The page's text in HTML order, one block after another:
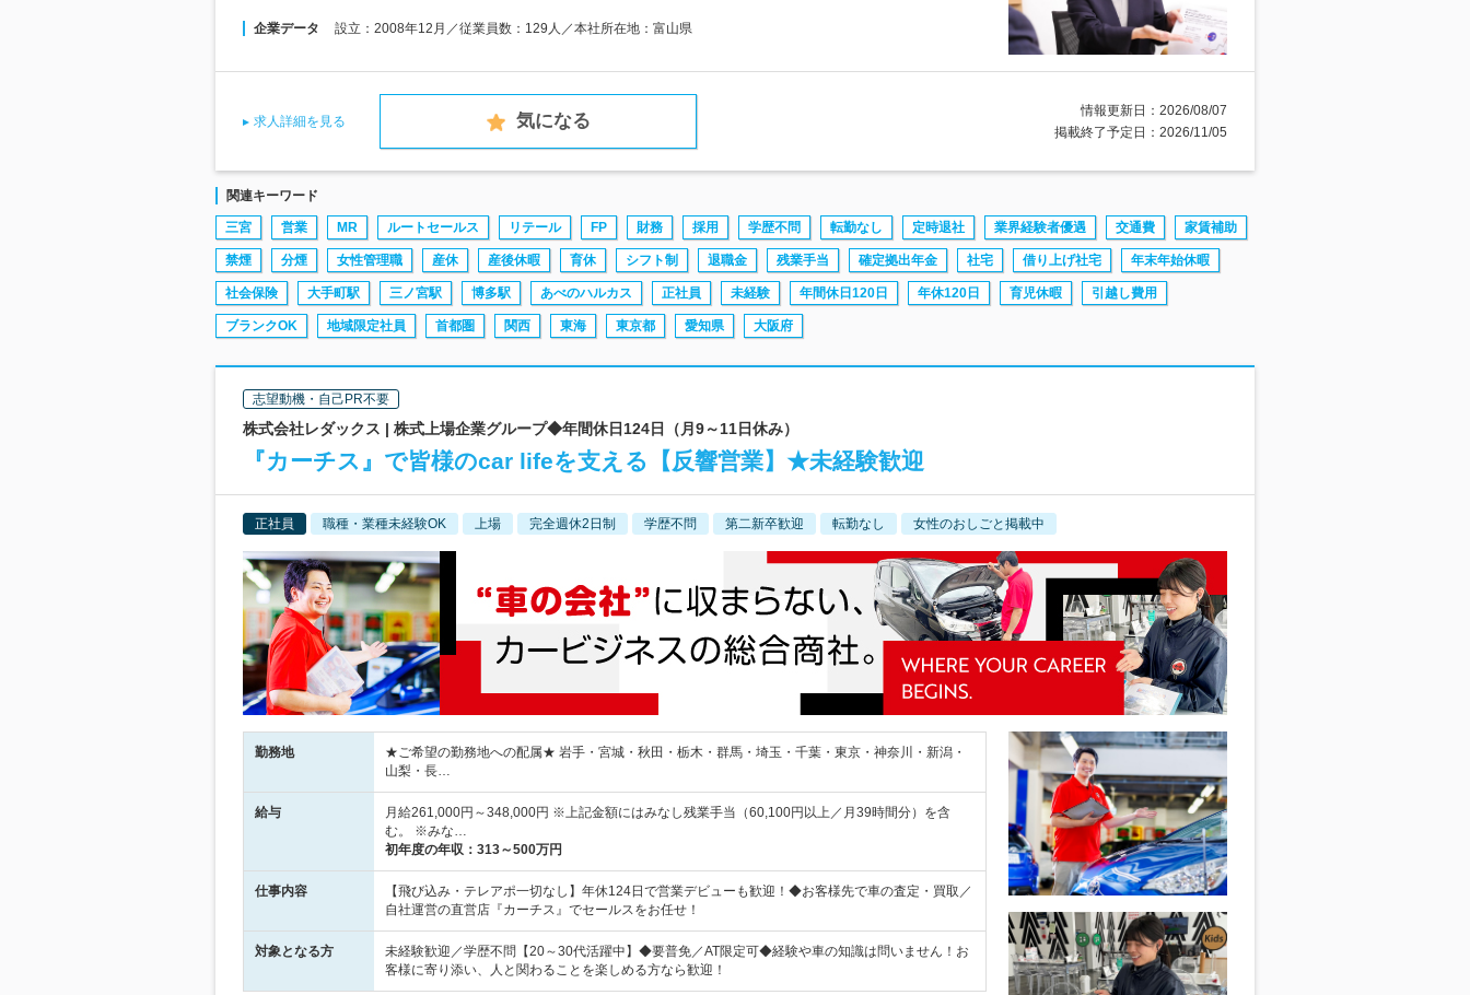
企業データ 設立：2008年12月／従業員数：129人／本社所在地：富山県
求人詳細を見る 気になる
情報更新日：2026/08/07
掲載終了予定日：2026/11/05
関連キーワード
三宮 営業 MR ルートセールス リテール FP 財務 採用 学歴不問 転勤なし 定時退社 業界経験者優遇 交通費 家賃補助
禁煙 分煙 女性管理職 産休 産後休暇 育休 シフト制 退職金 残業手当 確定拠出年金 社宅 借り上げ社宅 年末年始休暇
社会保険 大手町駅 三ノ宮駅 博多駅 あべのハルカス 正社員 未経験 年間休日120日 年休120日 育児休暇 引越し費用
ブランクOK 地域限定社員 首都圏 関西 東海 東京都 愛知県 大阪府
志望動機・自己PR不要
株式会社レダックス | 株式上場企業グループ◆年間休日124日（月9～11日休み）
『カーチス』で皆様のcar lifeを支える【反響営業】★未経験歓迎
正社員 職種・業種未経験OK 上場 完全週休2日制 学歴不問 第二新卒歓迎 転勤なし 女性のおしごと掲載中
勤務地
★ご希望の勤務地への配属★ 岩手・宮城・秋田・栃木・群馬・埼玉・千葉・東京・神奈川・新潟・
山梨・長…
給与
月給261,000円～348,000円 ※上記金額にはみなし残業手当（60,100円以上／月39時間分）を含
む。 ※みな…
初年度の年収： 313～500万円
仕事内容
【飛び込み・テレアポ一切なし】年休124日で営業デビューも歓迎！◆お客様先で車の査定・買取／
自社運営の直営店『カーチス』でセールスをお任せ！
対象となる方
未経験歓迎／学歴不問【20～30代活躍中】◆要普免／AT限定可◆経験や車の知識は問いません！お
客様に寄り添い、人と関わることを楽しめる方なら歓迎！